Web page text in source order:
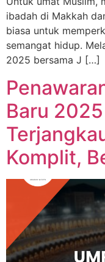
ibadah di Makkah
biasa untuk
semangat hidup.
2025 bersama J […]
Baru
Komplit,